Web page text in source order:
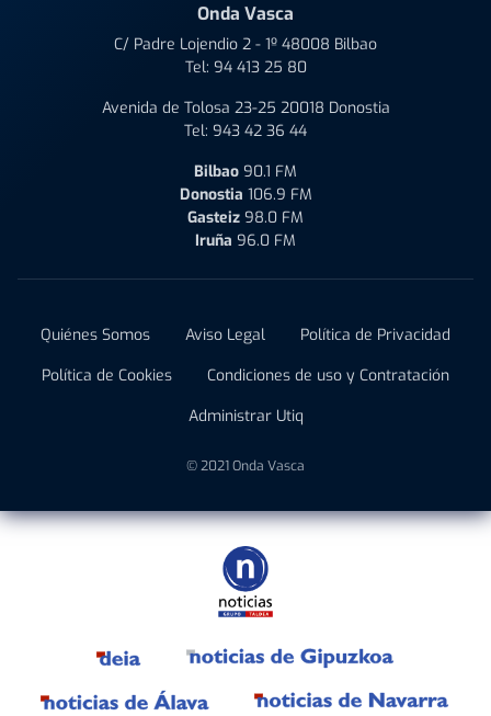
Onda Vasca
C/ Padre Lojendio 2 - 1º 48008 Bilbao
Tel: 94 413 25 80
Avenida de Tolosa 23-25 20018 Donostia
Tel: 943 42 36 44
Bilbao 90.1 FM
Donostia 106.9 FM
Gasteiz 98.0 FM
Iruña 96.0 FM
Quiénes Somos Aviso Legal
Política de Privacidad
Política de Cookies
Condiciones de uso y Contratación
Administrar Utiq
© 2021 Onda Vasca